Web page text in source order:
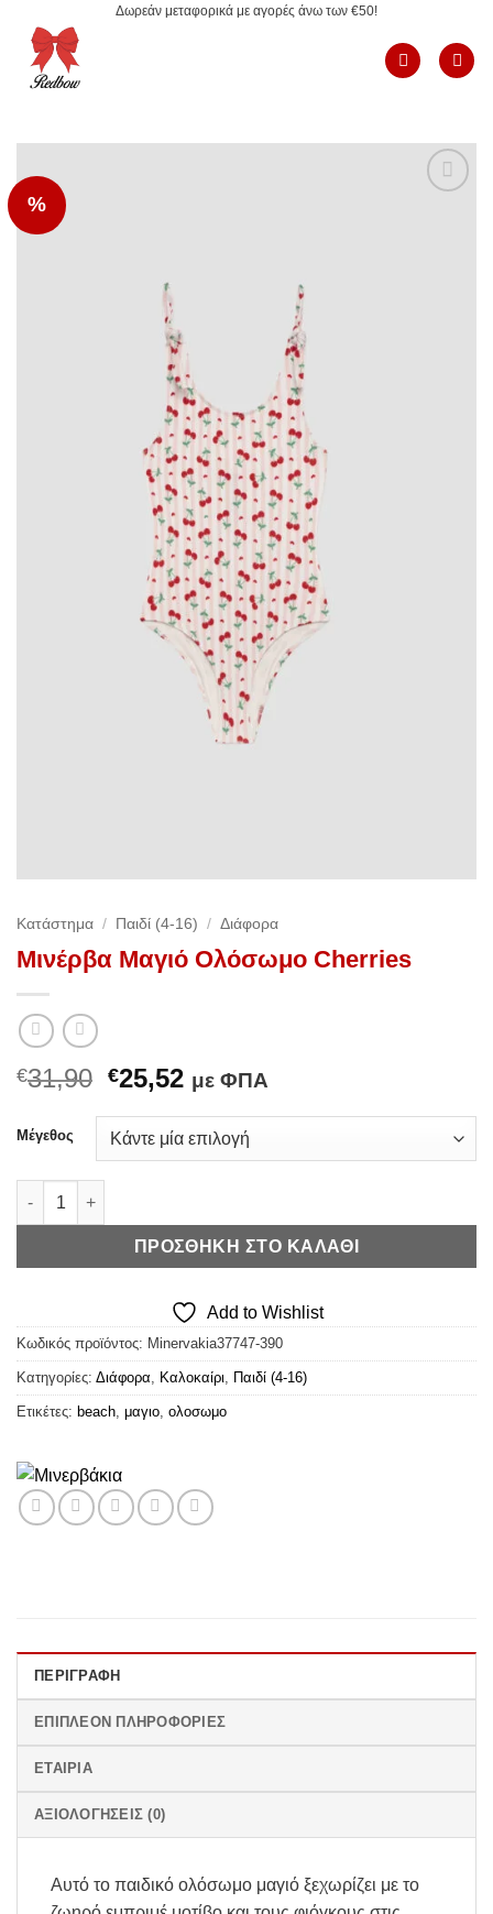
περιεχόμενο
Δωρεάν μεταφορικά με αγορές άνω των €50!
%
Κατάστημα / Παιδί (4-16) / Διάφορα
Μινέρβα Μαγιό Ολόσωμο Cherries
€31,90 Original
was:
€31,90.
€25,52Η
τιμή
είναι:
με ΦΠΑ
Μέγεθος
Μινέρβα Μαγιό Ολόσωμο Cherries ποσότητα
ΠΡΟΣΘΉΚΗ ΣΤΟ ΚΑΛΆΘΙ
Add to Wishlist
Κωδικός προϊόντος: Minervakia37747-390
Κατηγορίες: Διάφορα, Καλοκαίρι, Παιδί (4-16)
Ετικέτες: beach, μαγιο, ολοσωμο
ΠΕΡΙΓΡΑΦΉ
ΕΠΙΠΛΈΟΝ ΠΛΗΡΟΦΟΡΊΕΣ
ΕΤΑΙΡΊΑ
ΑΞΙΟΛΟΓΉΣΕΙΣ (0)
Αυτό το παιδικό ολόσωμο μαγιό ξεχωρίζει με το